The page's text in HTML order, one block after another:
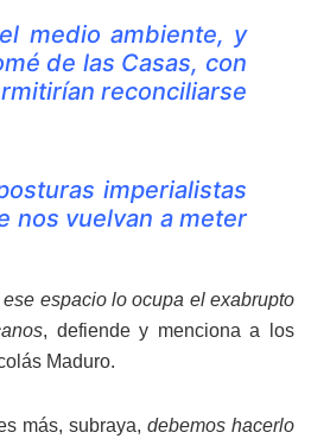
medio ambiente, y
de las Casas, con
reconciliarse
imperialistas
nos vuelvan a meter
espacio lo ocupa el exabrupto
, defiende y menciona a los
Maduro.
más, subraya, debemos hacerlo